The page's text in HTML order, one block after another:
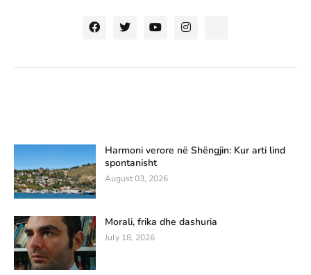
Harmoni verore në Shëngjin: Kur arti lind
spontanisht
August 03, 2026
Morali, frika dhe dashuria
July 18, 2026